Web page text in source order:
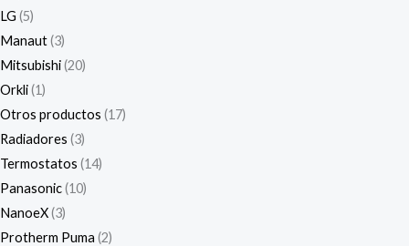
LG 5
Manaut 3
Mitsubishi 20
Orkli 1
Otros productos 17
Radiadores 3
Termostatos 14
Panasonic 10
NanoeX 3
Protherm Puma 2